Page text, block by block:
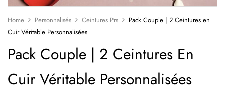
Home Personnalisés Ceintures Prs
Pack Couple | 2 Ceintures en
Cuir Véritable Personnalisées
Pack Couple | 2 Ceintures En
Cuir Véritable Personnalisées